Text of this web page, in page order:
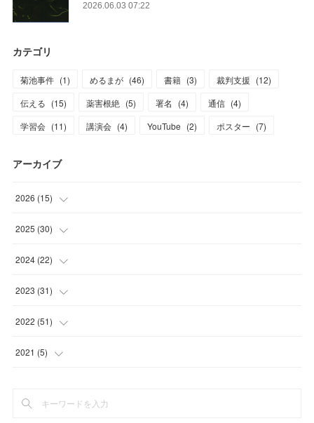
2026.06.03 07:22
カテゴリ
菊池事件 (1) めるまが (46) 書籍 (3) 裁判支援 (12)
伝える (15) 薬害根絶 (5) 署名 (4) 通信 (4)
学習会 (11) 講演会 (4) YouTube (2) ポスター (7)
アーカイブ
2026 (15)
(1
(1
(3
(5
(1)
2025 (30)
(3
(1
(4
(
(3)
2024 (22)
(3
(3
(
(1)
2023 (31)
(3
( )
(2
2022 (51)
( )
(
2021 (5)